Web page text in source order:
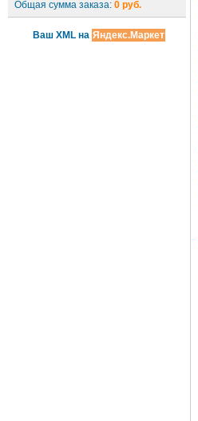
Общая сумма заказа: 0 руб.
Ваш XML на Яндекс.Маркет